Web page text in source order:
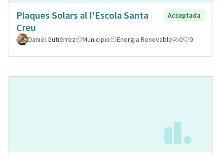
Plaques Solars al l'Escola Santa
Creu
Acceptada
Daniel Gutiérrez Municipio Energia Renovable 0 0